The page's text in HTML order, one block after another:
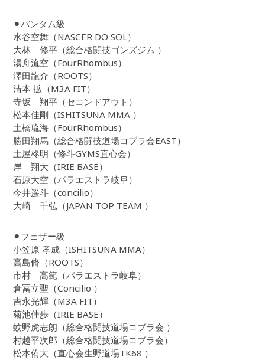
⚫︎バンタム級
水谷空舞（NASCER DO SOL）
大林 修平（総合格闘技ゴンズジム ）
湯舟流空（FourRhombus）
澤田龍介（ROOTS）
清本 拡（M3A FIT）
寺坂 翔平（セコンドアウト）
松本佳剛（ISHITSUNA MMA ）
土橋琉海（FourRhombus）
勝田翔馬（総合格闘技道場コブラ会EAST）
土屋柊明（修斗GYMS直心会）
岸 翔大（IRIE BASE）
石原大空（パラエストラ岐阜）
今井遥斗（concilio）
大崎 千弘（JAPAN TOP TEAM ）
⚫︎フェザー級
小笠原 孝成（ISHITSUNA MMA）
高島脩（ROOTS）
市村 高範（パラエストラ岐阜）
倉冨立聖（Concilio ）
吉永光輝（M3A FIT）
菊池佳歩（IRIE BASE）
蚊野虎志朗（総合格闘技道場コブラ会 ）
村越平次郎（総合格闘技道場コブラ会）
松本侑大（直心会生野道場TK68 ）